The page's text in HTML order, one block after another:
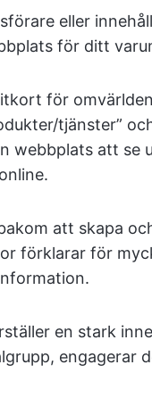
eller
för ditt
för
tjänster”
webbplats att se
att skapa
förklarar för
en stark
engagerar